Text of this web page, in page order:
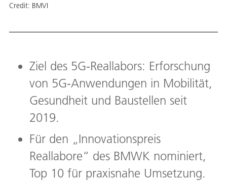
Credit: BMVI
Ziel des 5G-Reallabors: Erforschung
von 5G-Anwendungen in Mobilität,
Gesundheit und Baustellen seit
2019.
Für den „Innovationspreis
Reallabore“ des BMWK nominiert,
Top 10 für praxisnahe Umsetzung.